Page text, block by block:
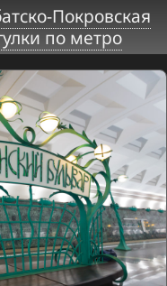
Покровская
по метро